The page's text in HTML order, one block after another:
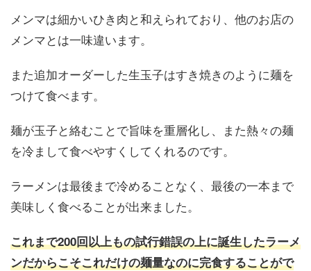
メンマは細かいひき肉と和えられており、他のお店の
メンマとは一味違います。
また追加オーダーした生玉子はすき焼きのように麺を
つけて食べます。
麺が玉子と絡むことで旨味を重層化し、また熱々の麺
を冷まして食べやすくしてくれるのです。
ラーメンは最後まで冷めることなく、最後の一本まで
美味しく食べることが出来ました。
これまで200回以上もの試行錯誤の上に誕生したラーメ
ンだからこそこれだけの麺量なのに完食することがで